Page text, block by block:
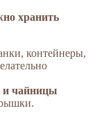
хранить
контейнеры,
и чайницы